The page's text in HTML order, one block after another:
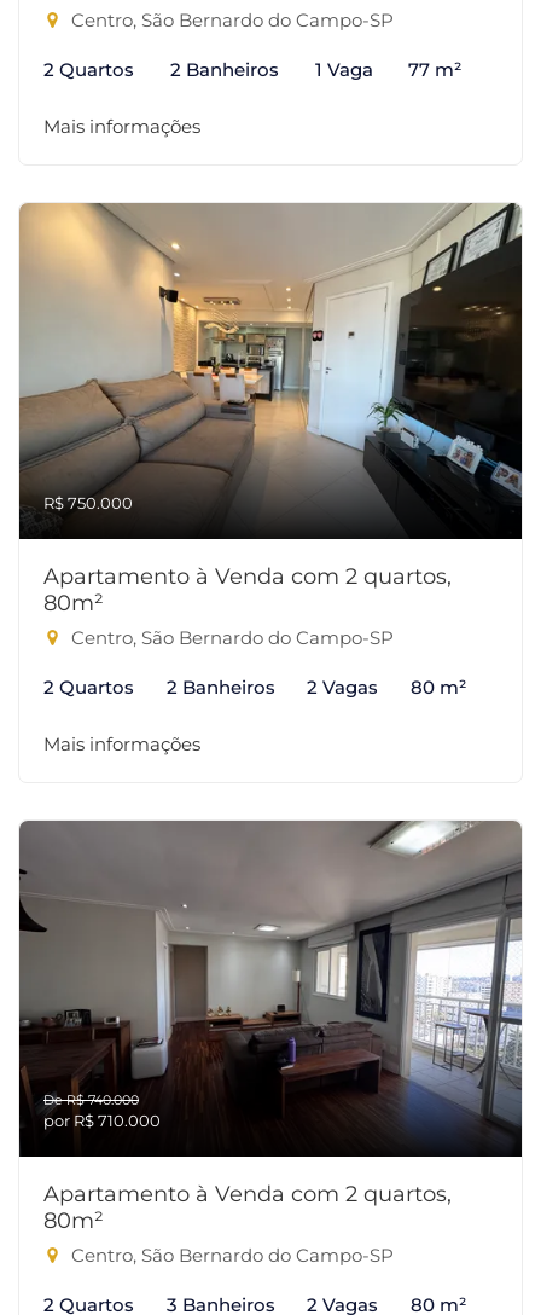
Centro, São Bernardo do Campo-SP
2 Quartos 2 Banheiros 1 Vaga 77 m²
Mais informações
R$ 750.000
Apartamento à Venda com 2 quartos,
80m²
Centro, São Bernardo do Campo-SP
2 Quartos 2 Banheiros 2 Vagas 80 m²
Mais informações
De R$ 740.000
por R$ 710.000
Apartamento à Venda com 2 quartos,
80m²
Centro, São Bernardo do Campo-SP
2 Quartos 3 Banheiros 2 Vagas 80 m²